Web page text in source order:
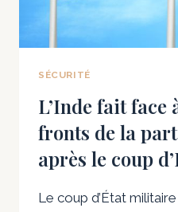
SÉCURITÉ
L’Inde fait face
fronts de la
après le coup
Le coup d’État